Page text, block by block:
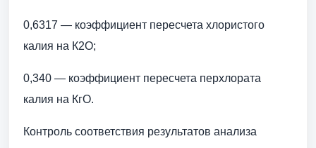
0,6317 — коэффициент пересчета хлористого
калия на К2О;
0,340 — коэффициент пересчета перхлората
калия на КгО.
Контроль соответствия результатов анализа